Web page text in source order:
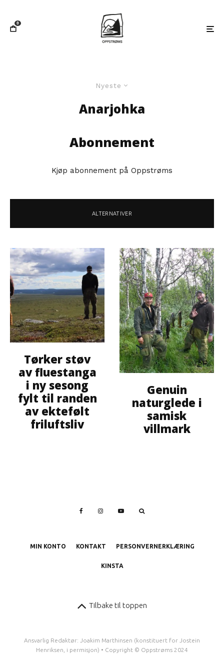
0
Nyeste
Anarjohka
Abonnement
Kjøp abonnement på Oppstrøms
ALTERNATIVER
Tørker støv
av fluestanga
i ny sesong
fylt til randen
av ektefølt
friluftsliv
Genuin
naturglede i
samisk
villmark
MIN KONTO KONTAKT PERSONVERNERKLÆRING
KINSTA
Tilbake til toppen
Ansvarlig Redaktør: Joakim Marthinsen (konstituert for Jostein
Henriksen, i permisjon) • Copyright © Oppstrøms 2024